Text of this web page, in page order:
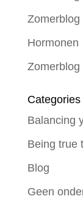
Zomerblog
Hormonen
Categories
Balancing
Being true
Blog
Geen